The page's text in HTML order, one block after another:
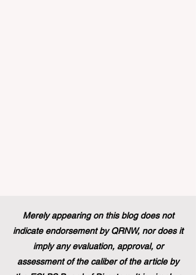
Merely appearing on this blog does not
indicate endorsement by QRNW, nor does it
imply any evaluation, approval, or
assessment of the caliber of the article by